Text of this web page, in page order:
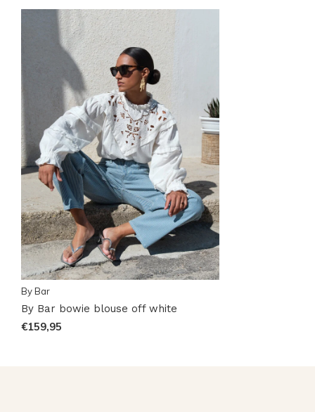
By Bar
By Bar bowie blouse off white
€159,95